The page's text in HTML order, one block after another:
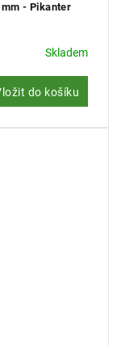
- Pikanter
Skladem
do košíku